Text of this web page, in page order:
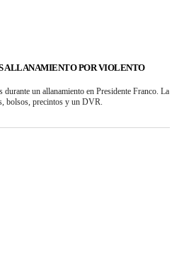
ALLANAMIENTO POR VIOLENTO
un allanamiento en Presidente Franco. La
bolsos, precintos y un DVR.